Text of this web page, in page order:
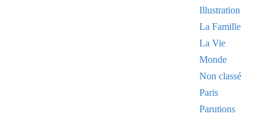
Illustration
La Famille
La Vie
Monde
Non classé
Paris
Parutions